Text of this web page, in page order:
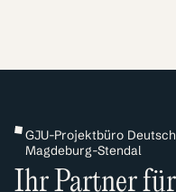
GJU-Projektbüro
Magdeburg-Stendal
Ihr Partner